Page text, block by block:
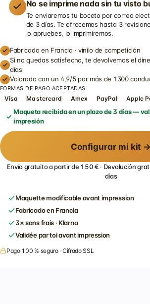
No se imprime nada sin tu visto
Te enviaremos tu boceto por correo
de 3 días. Te ofrecemos hasta 3
lo apruebes, lo imprimiremos.
Fabricado en Francia · vinilo de competición
Si no quedas satisfecho, te devolvemos el
días
Valorado con un 4,9/5 por más de 1300
FORMAS DE PAGO ACEPTADAS
Visa Mastercard Amex PayPal Apple
Maqueta recibida en un plazo de 3 días —
impresión
Configurar mi kit →
Envío gratuito a partir de 150 € · Devolución
días
Maquette modificable avant impression
Fabricado en Francia
3× sans frais · Klarna
Validée par toi avant impression
Pago 100 % seguro · Cifrado SSL